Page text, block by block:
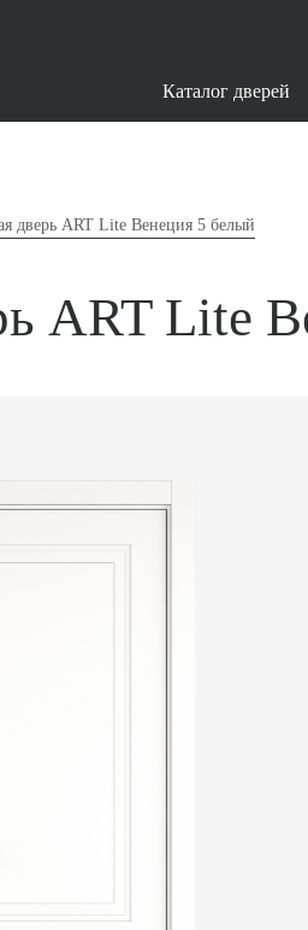
Каталог дверей
дверь ART Lite Венеция 5 белый
ART Lite